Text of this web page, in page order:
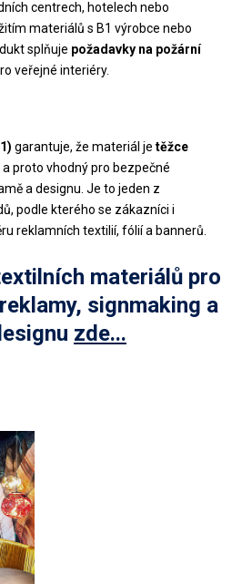
centrech, hotelech nebo
materiálů s B1 výrobce nebo
splňuje požadavky na požární
veřejné interiéry.
garantuje, že materiál je těžce
a proto vhodný pro bezpečné
a designu. Je to jeden z
podle kterého se zákazníci i
reklamních textilií, fólií a bannerů.
materiálů pro
signmaking a
zde...